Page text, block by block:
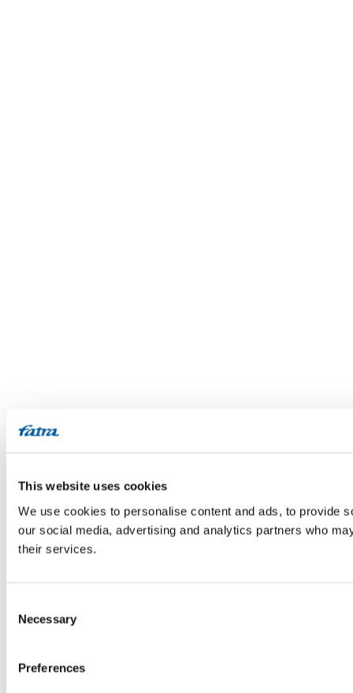
This website uses cookies
We use cookies to personalise content and ads, to provide
our social media, advertising and analytics partners who
their services.
Selection
Necessary
Preferences